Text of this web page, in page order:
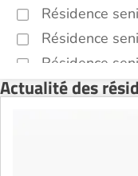
Résidence
Résidence
Résidence
Résidence
Résidence
Résidence
Résidence
Actualité des